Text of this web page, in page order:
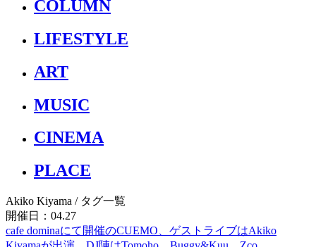
COLUMN
LIFESTYLE
ART
MUSIC
CINEMA
PLACE
Akiko Kiyama / タグ一覧
開催日：04.27
cafe dominaにて開催のCUEMO、ゲストライブはAkiko